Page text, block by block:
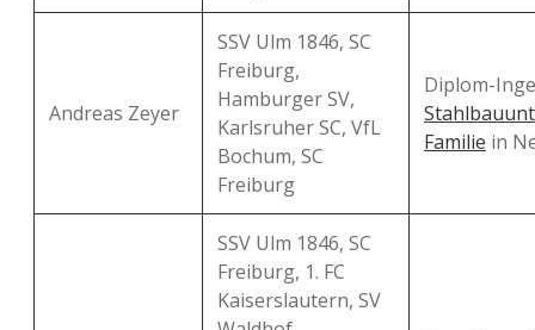
Andreas Zeyer
SSV Ulm 1846, SC
Freiburg,
Hamburger SV,
Karlsruher SC, VfL
Bochum, SC
Freiburg
Diplom-
Familie in
SSV Ulm 1846, SC
Freiburg, 1. FC
Kaiserslautern, SV